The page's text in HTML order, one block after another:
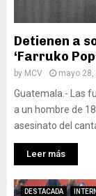
Detienen a
‘Farruko
by MCV mayo 28,
Guatemala.- Las
a un hombre de
asesinato del
Leer más
DESTACADA